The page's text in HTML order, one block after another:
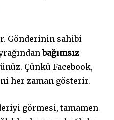
Gönderinin sahibi
bağımsız
Çünkü Facebook,
her zaman gösterir.
görmesi, tamamen